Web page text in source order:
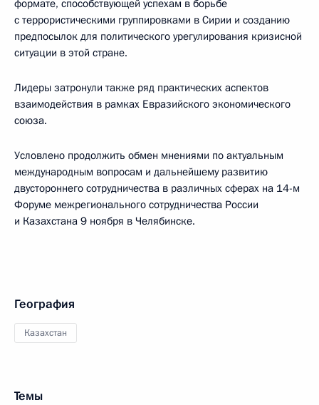
формате, способствующей успехам в борьбе
с террористическими группировками в Сирии и созданию
предпосылок для политического урегулирования кризисной
ситуации в этой стране.
Лидеры затронули также ряд практических аспектов
взаимодействия в рамках Евразийского экономического
союза.
Условлено продолжить обмен мнениями по актуальным
международным вопросам и дальнейшему развитию
двустороннего сотрудничества в различных сферах на 14-м
Форуме межрегионального сотрудничества России
и Казахстана 9 ноября в Челябинске.
География
Казахстан
Темы